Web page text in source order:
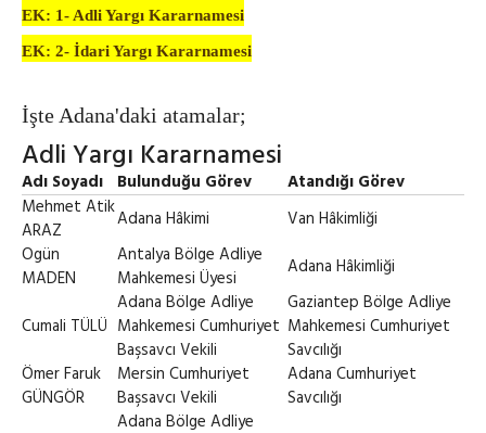
EK: 1- Adli Yargı Kararnamesi
EK: 2- İdari Yargı Kararnamesi
İşte Adana'daki atamalar;
Adli Yargı Kararnamesi
Adı Soyadı Bulunduğu Görev
Atandığı Görev
Mehmet Atik
ARAZ
Adana Hâkimi
Van Hâkimliği
Ogün
MADEN
Antalya Bölge Adliye
Mahkemesi Üyesi
Adana Hâkimliği
Cumali TÜLÜ
Adana Bölge Adliye
Mahkemesi Cumhuriyet
Başsavcı Vekili
Gaziantep Bölge Adliye
Mahkemesi Cumhuriyet
Savcılığı
Ömer Faruk
GÜNGÖR
Mersin Cumhuriyet
Başsavcı Vekili
Adana Cumhuriyet
Savcılığı
Adana Bölge Adliye